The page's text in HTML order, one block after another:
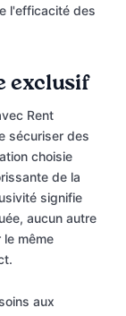
l'efficacité des
exclusif
Rent
sécuriser des
choisie
de la
signifie
aucun autre
même
aux